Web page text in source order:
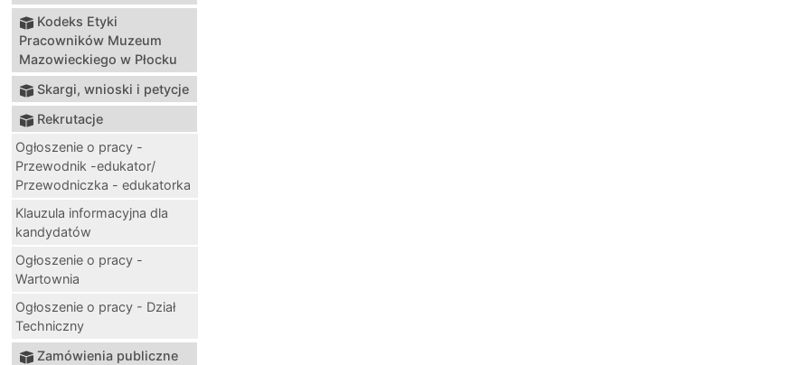
Kodeks Etyki
Pracowników Muzeum
Mazowieckiego w Płocku
Skargi, wnioski i petycje
Rekrutacje
Ogłoszenie o pracy -
Przewodnik -edukator/
Przewodniczka - edukatorka
Klauzula informacyjna dla
kandydatów
Ogłoszenie o pracy -
Wartownia
Ogłoszenie o pracy - Dział
Techniczny
Zamówienia publiczne